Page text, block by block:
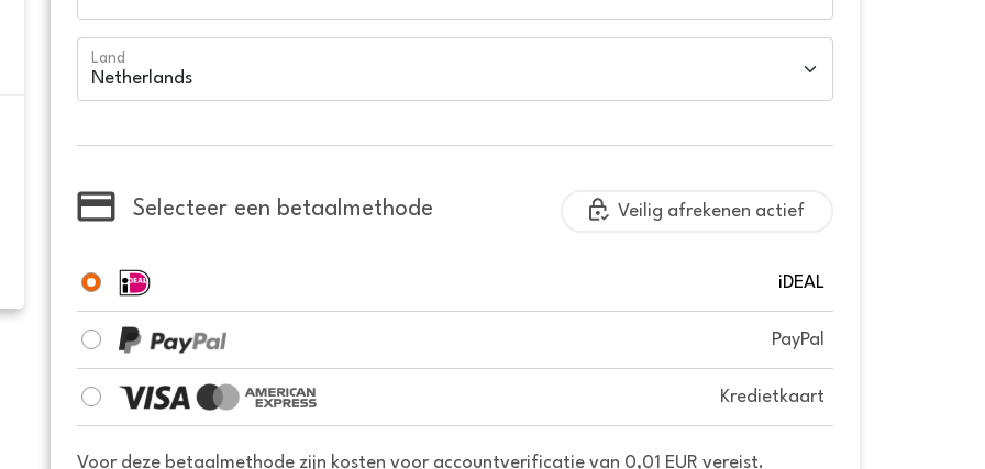
Land
Selecteer een betaalmethode Veilig afrekenen actief
iDEAL
PayPal
Kredietkaart
Voor deze betaalmethode zijn kosten voor accountverificatie van 0,01 EUR vereist.